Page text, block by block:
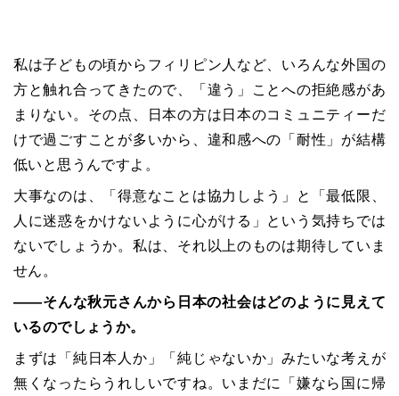
私は子どもの頃からフィリピン人など、いろんな外国の
方と触れ合ってきたので、「違う」ことへの拒絶感があ
まりない。その点、日本の方は日本のコミュニティーだ
けで過ごすことが多いから、違和感への「耐性」が結構
低いと思うんですよ。
大事なのは、「得意なことは協力しよう」と「最低限、
人に迷惑をかけないように心がける」という気持ちでは
ないでしょうか。私は、それ以上のものは期待していま
せん。
――そんな秋元さんから日本の社会はどのように見えて
いるのでしょうか。
まずは「純日本人か」「純じゃないか」みたいな考えが
無くなったらうれしいですね。いまだに「嫌なら国に帰